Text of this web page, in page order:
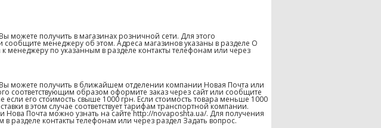
можете получить в магазинах розничной сети. Для этого
менеджеру об этом. Адреса магазинов указаны в разделе О
по указанным в разделе контакты телефонам или через
можете получить в ближайшем отделении компании Новая Почта или
соответствующим образом оформите заказ через сайт или сообщите
если его стоимость свыше 1000 грн. Если стоимость товара меньше 1000
в этом случае соответствует тарифам транспортной компании.
Почта можно узнать на сайте http://novaposhta.ua/. Для получения
контакты телефонам или через раздел Задать вопрос.